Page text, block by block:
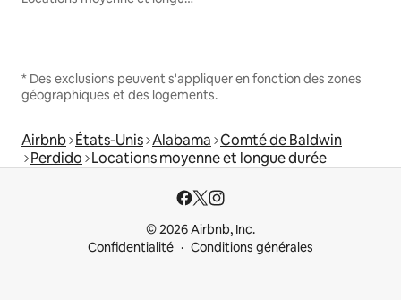
* Des exclusions peuvent s'appliquer en fonction des zones
géographiques et des logements.
Airbnb États-Unis Alabama Comté de Baldwin
Perdido Locations moyenne et longue durée
© 2026 Airbnb, Inc.
Confidentialité
Conditions générales